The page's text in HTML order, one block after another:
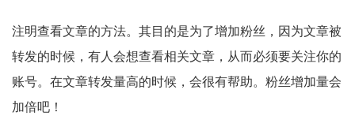
注明查看文章的方法。其目的是为了增加粉丝，因为文章被
转发的时候，有人会想查看相关文章，从而必须要关注你的
账号。在文章转发量高的时候，会很有帮助。粉丝增加量会
加倍吧！